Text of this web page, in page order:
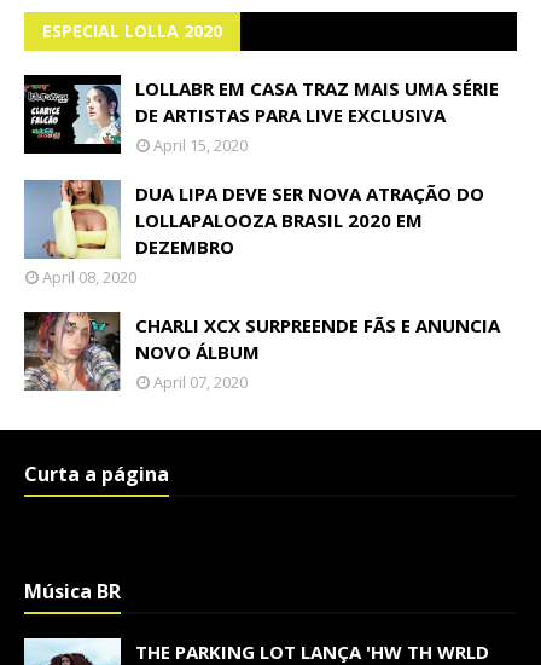
ESPECIAL LOLLA 2020
LOLLABR EM CASA TRAZ MAIS UMA SÉRIE
DE ARTISTAS PARA LIVE EXCLUSIVA
April 15, 2020
DUA LIPA DEVE SER NOVA ATRAÇÃO DO
LOLLAPALOOZA BRASIL 2020 EM
DEZEMBRO
April 08, 2020
CHARLI XCX SURPREENDE FÃS E ANUNCIA
NOVO ÁLBUM
April 07, 2020
Curta a página
Música BR
THE PARKING LOT LANÇA 'HW TH WRLD